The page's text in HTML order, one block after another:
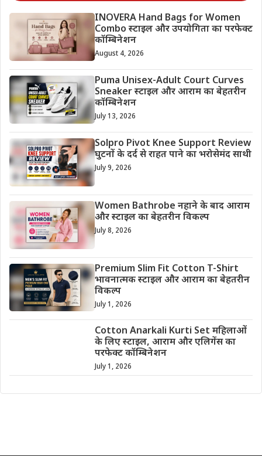
INOVERA Hand Bags for Women
Combo स्टाइल और उपयोगिता का परफेक्ट
कॉम्बिनेशन
August 4, 2026
Puma Unisex-Adult Court Curves
Sneaker स्टाइल और आराम का बेहतरीन
कॉम्बिनेशन
July 13, 2026
Solpro Pivot Knee Support Review
घुटनों के दर्द से राहत पाने का भरोसेमंद साथी
July 9, 2026
Women Bathrobe नहाने के बाद आराम
और स्टाइल का बेहतरीन विकल्प
July 8, 2026
Premium Slim Fit Cotton T-Shirt
भावनात्मक स्टाइल और आराम का बेहतरीन
विकल्प
July 1, 2026
Cotton Anarkali Kurti Set महिलाओं
के लिए स्टाइल, आराम और एलिगेंस का
परफेक्ट कॉम्बिनेशन
July 1, 2026